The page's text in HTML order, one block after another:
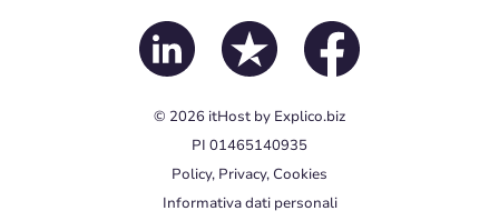
© 2026 itHost by Explico.biz
PI 01465140935
Policy, Privacy, Cookies
Informativa dati personali